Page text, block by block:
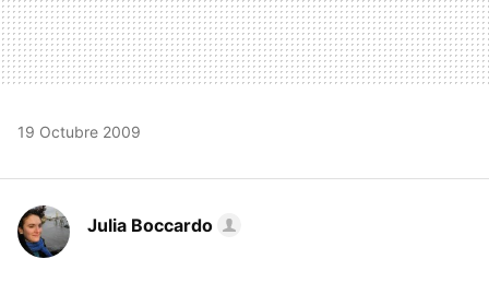
19 Octubre 2009
Julia Boccardo